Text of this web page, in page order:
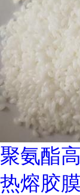
聚氨酯
热熔胶